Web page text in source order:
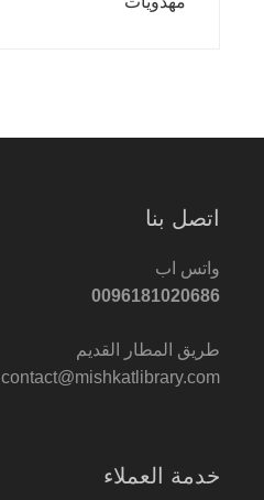
اتصل بنا
واتس اب
0096181020686
طريق المطار القديم
contact@mishkatlibrary.com
خدمة العملاء